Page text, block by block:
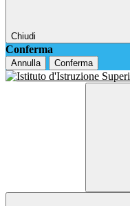
Chiudi
Conferma
Annulla Conferma